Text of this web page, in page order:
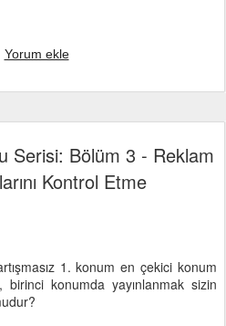
Yorum ekle
Serisi: Bölüm 3 - Reklam
Kontrol Etme
1. konum en çekici konum
konumda yayınlanmak sizin